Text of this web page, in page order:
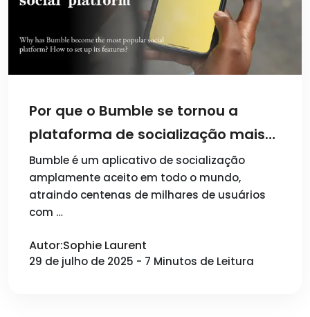
Por que o Bumble se tornou a
plataforma de socialização mais
popular? Como configurar suas
funcionalidades?
Bumble é um aplicativo de socialização
amplamente aceito em todo o mundo,
atraindo centenas de milhares de usuários
com …
Autor:Sophie Laurent
29 de julho de 2025 - 7 Minutos de Leitura